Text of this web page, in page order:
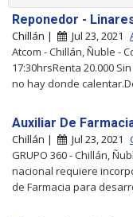
Reponedor -
Chillán | Jul 23, 2021
Atcom - Chillán, Ñuble -
17:30hrsRenta 20.000
no hay donde
Auxiliar De
Chillán | Jul 23, 2021
GRUPO 360 - Chillán,
nacional requiere
de Farmacia para